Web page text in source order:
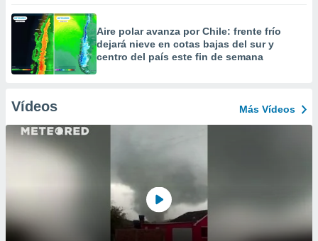
Aire polar avanza por Chile: frente frío
dejará nieve en cotas bajas del sur y
centro del país este fin de semana
Vídeos Más Vídeos